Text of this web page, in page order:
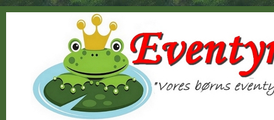
Jump to Content